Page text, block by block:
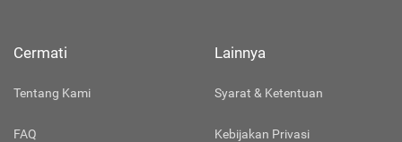
Cermati
Tentang Kami
FAQ
Lainnya
Syarat & Ketentuan
Kebijakan Privasi